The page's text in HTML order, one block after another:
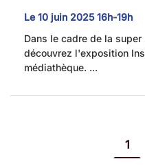
Le10 juin 2025 16h-19h
Dans le cadre de la
découvrez l'exposition
médiathèque. ...
1